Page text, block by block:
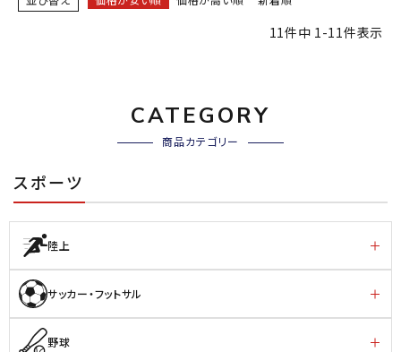
11件中 1-11件表示
CATEGORY
商品カテゴリー
スポーツ
陸上
サッカー・フットサル
野球